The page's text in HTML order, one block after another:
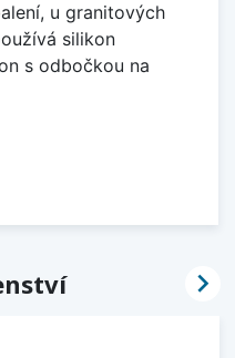
u granitových
silikon
s odbočkou na
